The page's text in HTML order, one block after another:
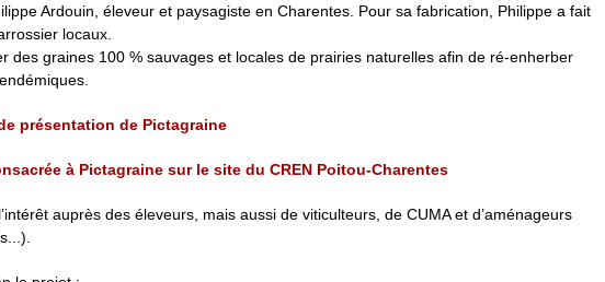
Ardouin, éleveur et paysagiste en Charentes. Pour sa fabrication, Philippe a fait
locaux.
des graines 100 % sauvages et locales de prairies naturelles afin de ré-enherber
présentation de Pictagraine
à Pictagraine sur le site du CREN Poitou-Charentes
auprès des éleveurs, mais aussi de viticulteurs, de CUMA et d’aménageurs